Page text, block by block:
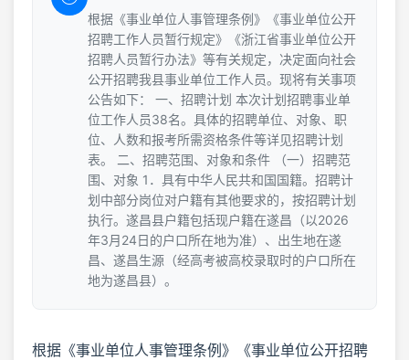
根据《事业单位人事管理条例》《事业单位公开
招聘工作人员暂行规定》《浙江省事业单位公开
招聘人员暂行办法》等有关规定，决定面向社会
公开招聘我县事业单位工作人员。现将有关事项
公告如下： 一、招聘计划 本次计划招聘事业单
位工作人员38名。具体的招聘单位、对象、职
位、人数和报考所需资格条件等详见招聘计划
表。 二、招聘范围、对象和条件 （一）招聘范
围、对象 1．具有中华人民共和国国籍。招聘计
划中部分岗位对户籍有其他要求的，按招聘计划
执行。遂昌县户籍包括现户籍在遂昌（以2026
年3月24日的户口所在地为准）、出生地在遂
昌、遂昌生源（经高考被高校录取时的户口所在
地为遂昌县）。
根据《事业单位人事管理条例》《事业单位公开招聘